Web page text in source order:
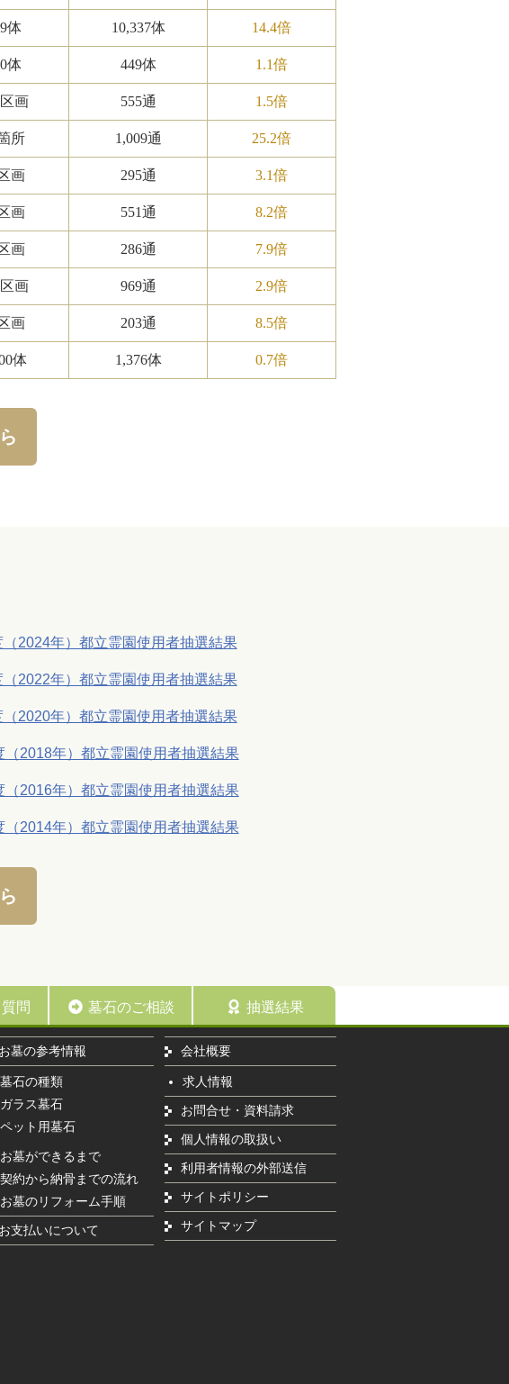
体 10,337体 14.4倍
体 449体 1.1倍
画 555通 1.5倍
所 1,009通 25.2倍
画 295通 3.1倍
画 551通 8.2倍
画 286通 7.9倍
画 969通 2.9倍
画 203通 8.5倍
体 1,376体 0.7倍
2024年）都立霊園使用者抽選結果
2022年）都立霊園使用者抽選結果
2020年）都立霊園使用者抽選結果
（2018年）都立霊園使用者抽選結果
（2016年）都立霊園使用者抽選結果
（2014年）都立霊園使用者抽選結果
問 墓石のご相談 抽選結果
お墓の参考情報
墓石の種類
ガラス墓石
ペット用墓石
お墓ができるまで
契約から納骨までの流れ
お墓のリフォーム手順
お支払いについて
会社概要
求人情報
お問合せ・資料請求
個人情報の取扱い
利用者情報の外部送信
サイトポリシー
サイトマップ